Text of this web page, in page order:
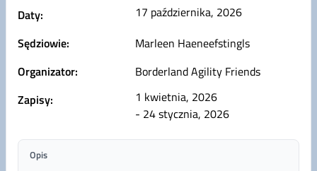
Daty:
17 października, 2026
Sędziowie:
Marleen Haeneefstingls
Organizator:
Borderland Agility Friends
Zapisy:
1 kwietnia, 2026
- 24 stycznia, 2026
Opis